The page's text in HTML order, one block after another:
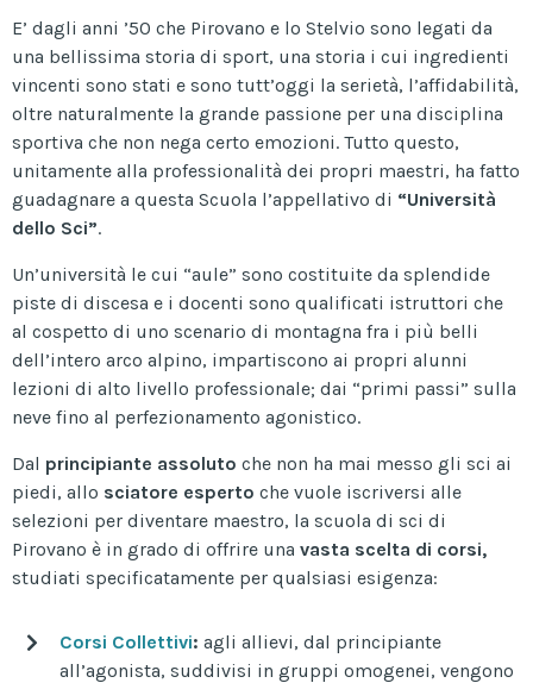
E’ dagli anni ’50 che Pirovano e lo Stelvio sono legati da
una bellissima storia di sport, una storia i cui ingredienti
vincenti sono stati e sono tutt’oggi la serietà, l’affidabilità,
oltre naturalmente la grande passione per una disciplina
sportiva che non nega certo emozioni. Tutto questo,
unitamente alla professionalità dei propri maestri, ha fatto
guadagnare a questa Scuola l’appellativo di “Università
dello Sci”.
Un’università le cui “aule” sono costituite da splendide
piste di discesa e i docenti sono qualificati istruttori che
al cospetto di uno scenario di montagna fra i più belli
dell’intero arco alpino, impartiscono ai propri alunni
lezioni di alto livello professionale; dai “primi passi” sulla
neve fino al perfezionamento agonistico.
Dal principiante assoluto che non ha mai messo gli sci ai
piedi, allo sciatore esperto che vuole iscriversi alle
selezioni per diventare maestro, la scuola di sci di
Pirovano è in grado di offrire una vasta scelta di corsi,
studiati specificatamente per qualsiasi esigenza:
Corsi Collettivi: agli allievi, dal principiante
all’agonista, suddivisi in gruppi omogenei, vengono